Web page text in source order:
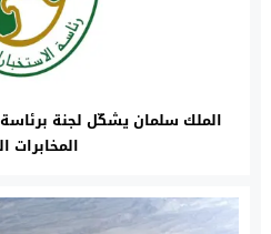
الملك سلمان يشكّل لجنة
المخابرات